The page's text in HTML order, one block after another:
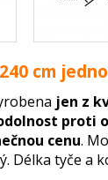
cm
jen z
proti
cenu.
Délka tyče a